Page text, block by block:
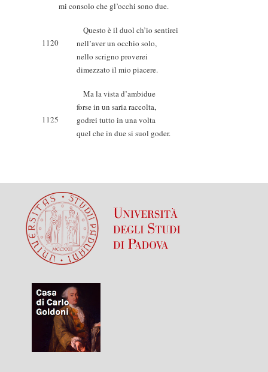
mi consolo che gl’occhi sono due.
Questo è il duol ch’io sentirei
1120
nell’aver un occhio solo,
nello scrigno proverei
dimezzato il mio piacere.
Ma la vista d’ambidue
forse in un saria raccolta,
1125
godrei tutto in una volta
quel che in due si suol goder.